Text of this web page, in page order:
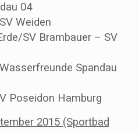
04
Weiden
SV Brambauer – SV
Spandau
Poseidon Hamburg
2015 (Sportbad